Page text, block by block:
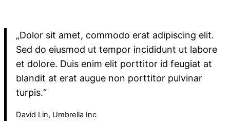
„Dolor sit amet, commodo erat adipiscing elit.
Sed do eiusmod ut tempor incididunt ut labore
et dolore. Duis enim elit porttitor id feugiat at
blandit at erat augue non porttitor pulvinar
turpis.“
David Lin, Umbrella Inc